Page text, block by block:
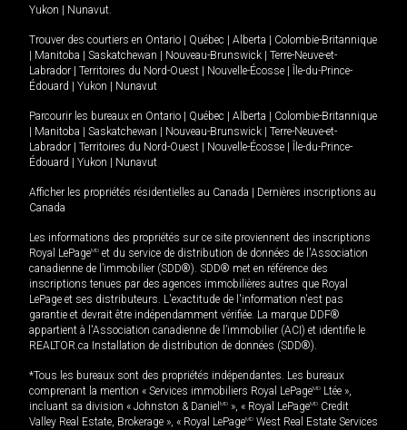
Yukon
Nunavut.
Trouver des courtiers en Ontario Québec Alberta
Colombie-Britannique
Manitoba Saskatchewan Nouveau-Brunswick
Terre-Neuve-et-
Labrador
Territoires du Nord-Ouest Nouvelle-Écosse
Île-du-Prince-
Édouard
Yukon Nunavut
Parcourir les bureaux en Ontario Québec Alberta
Colombie-Britannique
Manitoba Saskatchewan Nouveau-Brunswick
Terre-Neuve-et-
Labrador
Territoires du Nord-Ouest Nouvelle-Écosse
Île-du-Prince-
Édouard
Yukon Nunavut
Afficher les propriétés résidentielles au Canada
Dernières inscriptions au
Canada
Les informations des propriétés sur ce site proviennent des inscriptions
Royal LePageMD et du service de distribution de données de l'Association
canadienne de l’immobilier (SDD®). SDD® met en référence des
inscriptions tenues par des agences immobilières autres que Royal
LePage et ses distributeurs. L'exactitude de l'information n'est pas
garantie et devrait être indépendamment vérifiée. La marque DDF®
appartient à l'Association canadienne de l’immobilier (ACI) et identifie le
REALTOR.ca Installation de distribution de données (SDD®).
*Tous les bureaux sont des propriétés indépendantes. Les bureaux
comprenant la mention « Services immobiliers Royal LePageMD Ltée »,
incluant sa division « Johnston & Daniel MD », « Royal LePageMD Credit
Valley Real Estate, Brokerage », « Royal LePageMD West Real Estate Services